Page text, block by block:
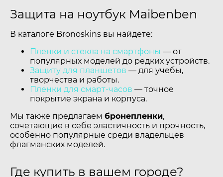
Защита на ноутбук Maibenben
В каталоге Bronoskins вы найдете:
Пленки и стекла на смартфоны — от
популярных моделей до редких устройств.
Защиту для планшетов — для учебы,
творчества и работы.
Пленки для смарт-часов — точное
покрытие экрана и корпуса.
Мы также предлагаем бронепленки,
сочетающие в себе эластичность и прочность,
особенно популярные среди владельцев
флагманских моделей.
Где купить в вашем городе?